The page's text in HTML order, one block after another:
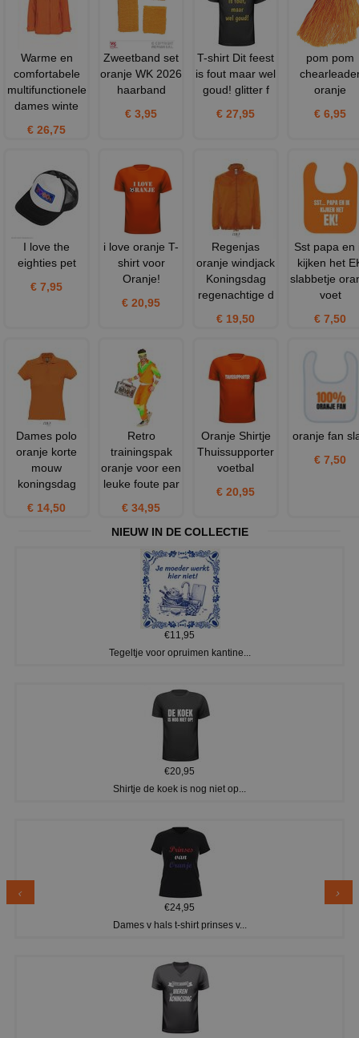
Warme en
comfortabele
multifunctionele
dames winte
€ 26,75
Zweetband set
oranje WK 2026
haarband
€ 3,95
T-shirt Dit feest
is fout maar wel
goud! glitter f
€ 27,95
pom pom
oranje
€ 6,95
I love the
eighties pet
€ 7,95
i love oranje T-
shirt voor
Oranje!
€ 20,95
Regenjas
oranje windjack
Koningsdag
regenachtige d
€ 19,50
Sst papa en
kijken het
slabbetje
voet
€ 7,50
Dames polo
oranje korte
mouw
koningsdag
€ 14,50
Retro
trainingspak
oranje voor een
leuke foute par
€ 34,95
Oranje Shirtje
Thuissupporter
voetbal
€ 20,95
oranje fan
€ 7,50
NIEUW IN DE COLLECTIE
€11,95
Tegeltje voor opruimen kantine...
€20,95
Shirtje de koek is nog niet op...
€24,95
Dames v hals t-shirt prinses v...